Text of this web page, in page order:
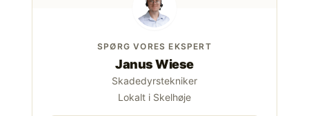
SPØRG VORES EKSPERT
Janus Wiese
Skadedyrstekniker
Lokalt i Skelhøje